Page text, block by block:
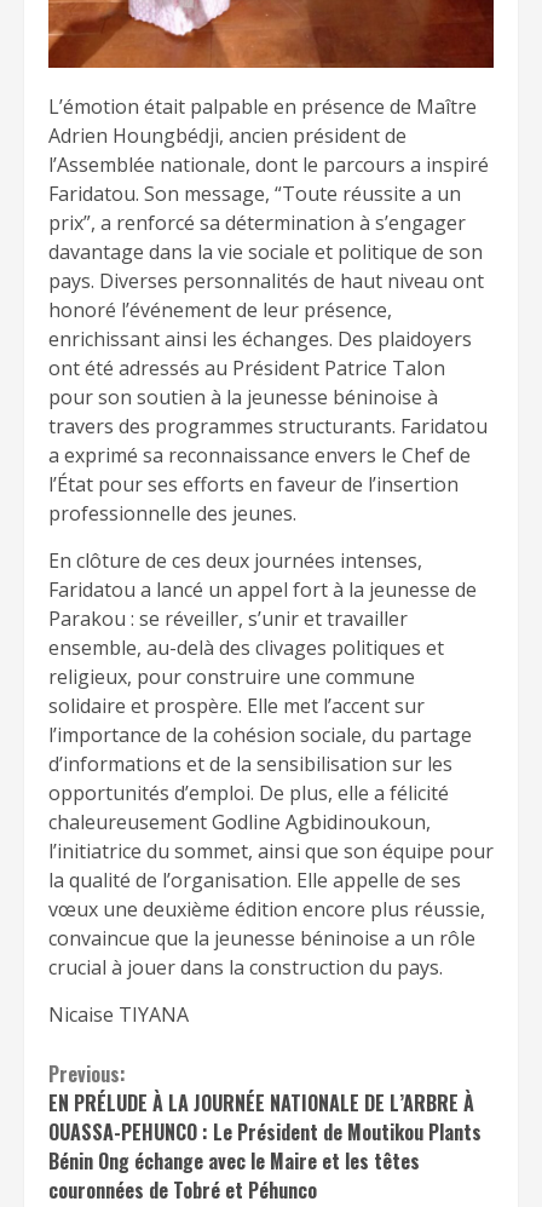
L’émotion était palpable en présence de Maître
Adrien Houngbédji, ancien président de
l’Assemblée nationale, dont le parcours a inspiré
Faridatou. Son message, “Toute réussite a un
prix”, a renforcé sa détermination à s’engager
davantage dans la vie sociale et politique de son
pays. Diverses personnalités de haut niveau ont
honoré l’événement de leur présence,
enrichissant ainsi les échanges. Des plaidoyers
ont été adressés au Président Patrice Talon
pour son soutien à la jeunesse béninoise à
travers des programmes structurants. Faridatou
a exprimé sa reconnaissance envers le Chef de
l’État pour ses efforts en faveur de l’insertion
professionnelle des jeunes.
En clôture de ces deux journées intenses,
Faridatou a lancé un appel fort à la jeunesse de
Parakou : se réveiller, s’unir et travailler
ensemble, au-delà des clivages politiques et
religieux, pour construire une commune
solidaire et prospère. Elle met l’accent sur
l’importance de la cohésion sociale, du partage
d’informations et de la sensibilisation sur les
opportunités d’emploi. De plus, elle a félicité
chaleureusement Godline Agbidinoukoun,
l’initiatrice du sommet, ainsi que son équipe pour
la qualité de l’organisation. Elle appelle de ses
vœux une deuxième édition encore plus réussie,
convaincue que la jeunesse béninoise a un rôle
crucial à jouer dans la construction du pays.
Nicaise TIYANA
Continue
Reading
Previous:
EN PRÉLUDE À LA JOURNÉE NATIONALE DE L’ARBRE À
OUASSA-PEHUNCO : Le Président de Moutikou Plants
Bénin Ong échange avec le Maire et les têtes
couronnées de Tobré et Péhunco